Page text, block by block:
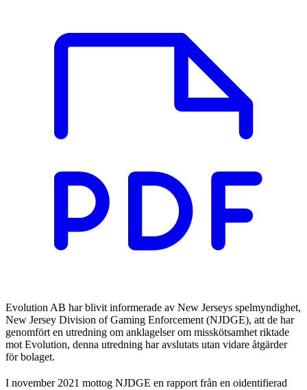
Evolution AB har blivit informerade av New Jerseys spelmyndighet,
New Jersey Division of Gaming Enforcement (NJDGE), att de har
genomfört en utredning om anklagelser om misskötsamhet riktade
mot Evolution, denna utredning har avslutats utan vidare åtgärder
för bolaget.
I november 2021 mottog NJDGE en rapport från en oidentifierad